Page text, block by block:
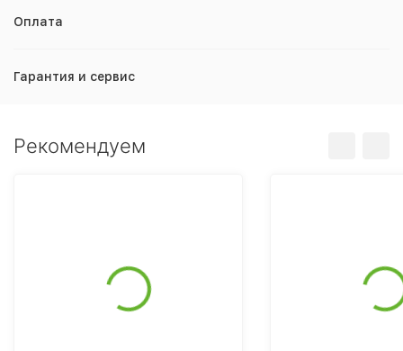
Оплата
Гарантия и сервис
Рекомендуем